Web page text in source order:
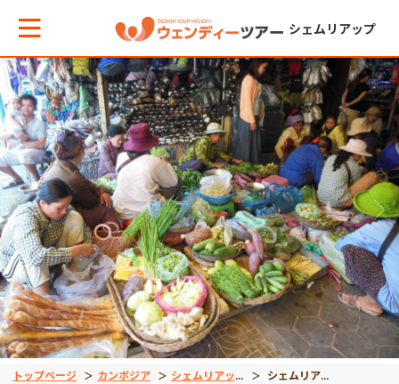
シェムリアップ
トップページ カンボジア シェムリアップ シェムリアップ市内半日観光 オールドマーケットとアンコールスーパー（午前・午後発）
メインメニューへ戻る
マから現地ツアーを探す
遺産
ツアー
ツアー
メインメニューへ戻る
アからお役立ち情報を探す
ドネシア
ナム
戻る
観光ツアー
午前発半日観光
午後発半日観光
早朝発観光
戻る
エステ＆スパ
ホテルスパ
街スパ